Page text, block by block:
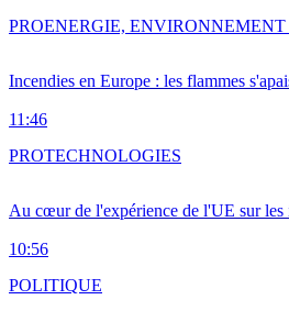
Incendies en Europe : les flammes
11:46
PROENERGIE, ENVIRONNEMENT
Au cœur de l'expérience de l'UE sur les
10:56
PROTECHNOLOGIES
POLITIQUE